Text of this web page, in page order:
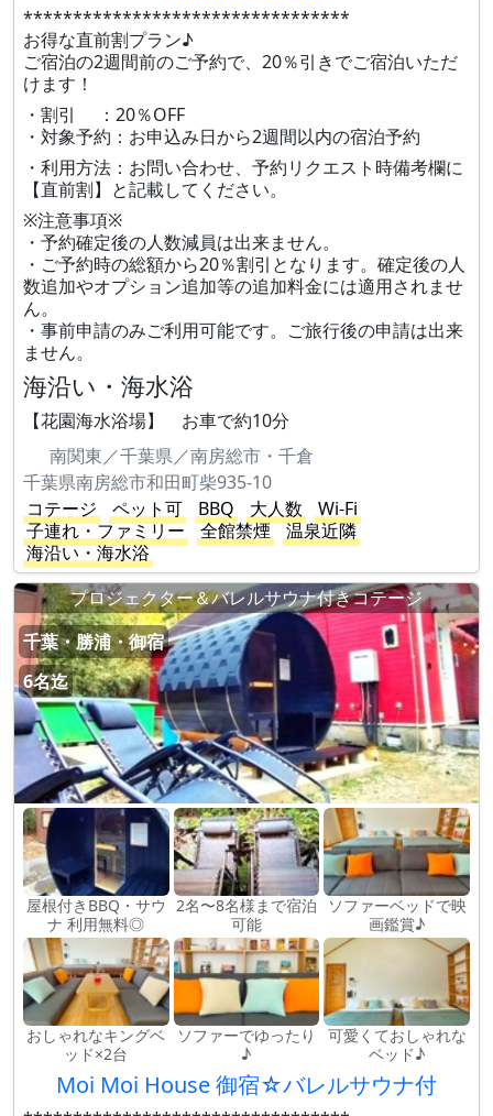
*********************************
お得な直前割プラン♪
ご宿泊の2週間前のご予約で、20％引きでご宿泊いただ
けます！
・割引 ：20％OFF
・対象予約：お申込み日から2週間以内の宿泊予約
・利用方法：お問い合わせ、予約リクエスト時備考欄に
【直前割】と記載してください。
※注意事項※
・予約確定後の人数減員は出来ません。
・ご予約時の総額から20％割引となります。確定後の人
数追加やオプション追加等の追加料金には適用されませ
ん。
・事前申請のみご利用可能です。ご旅行後の申請は出来
ません。
海沿い・海水浴
【花園海水浴場】 お車で約10分
南関東／千葉県／南房総市・千倉
千葉県南房総市和田町柴935-10
コテージ
ペット可 BBQ 大人数
Wi-Fi
子連れ・ファミリー
全館禁煙
温泉近隣
海沿い・海水浴
プロジェクター＆バレルサウナ付きコテージ
千葉・勝浦・御宿
6名迄
屋根付きBBQ・サウ
ナ 利用無料◎
2名〜8名様まで宿泊
可能
ソファーベッドで映
画鑑賞♪
おしゃれなキングベ
ッド×2台
ソファーでゆったり
♪
可愛くておしゃれな
ベッド♪
Moi Moi House 御宿☆バレルサウナ付